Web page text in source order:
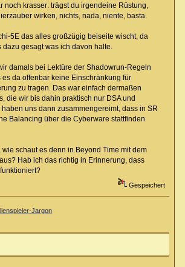
noch krasser: trägst du irgendeine Rüstung,
wirken, nichts, nada, niente, basta.
5E das alles großzügig beiseite wischt, da
gesagt was ich davon halte.
damals bei Lektüre der Shadowrun-Regeln
da offenbar keine Einschränkung für
zu tragen. Das war einfach dermaßen
die wir bis dahin praktisch nur DSA und
uns dann zusammengereimt, dass in SR
Balancing über die Cyberware stattfinden
wie schaut es denn in Beyond Time mit dem
Hab ich das richtig in Erinnerung, dass
Gespeichert
Jargon